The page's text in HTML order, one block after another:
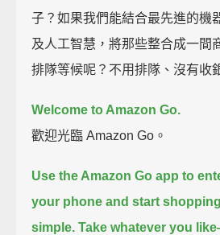
子？如果我們能結合最先進的機
及人工智慧，將那些整合成一間
排隊等候呢？不用排隊、沒有收
Welcome to Amazon Go.
歡迎光臨 Amazon Go。
Use the Amazon Go app to
your phone and start
simple. Take whatever you